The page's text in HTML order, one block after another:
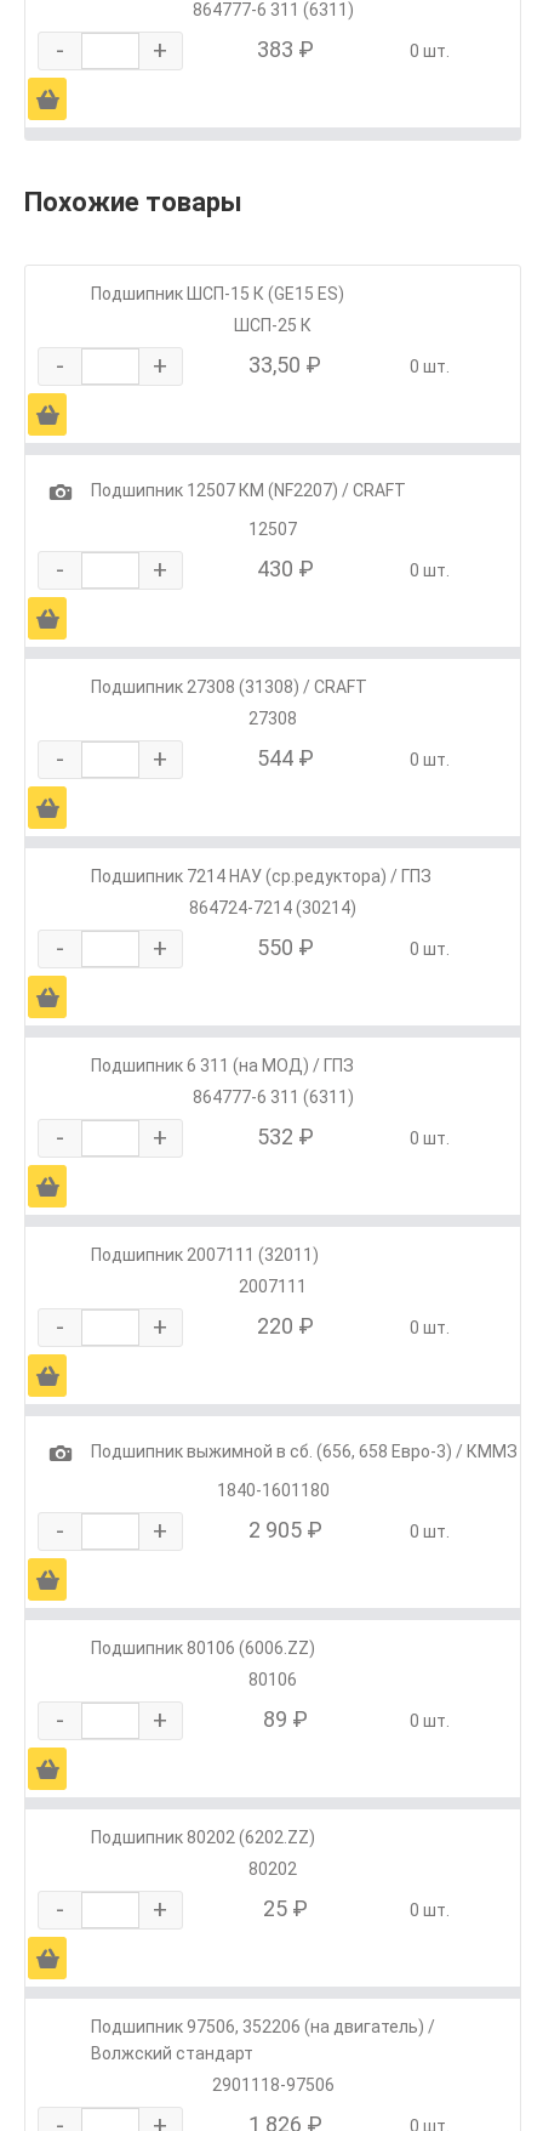
864777-6 311 (6311)
- + 383 ₽ 0 шт.
Ä
Похожие товары
Подшипник ШСП-15 К (GE15 ES)
ШСП-25 К
- + 33,50 ₽ 0 шт.
Ä
1
Подшипник 12507 КМ (NF2207) / CRAFT
12507
- + 430 ₽ 0 шт.
Ä
Подшипник 27308 (31308) / CRAFT
27308
- + 544 ₽ 0 шт.
Ä
Подшипник 7214 НАУ (ср.редуктора) / ГПЗ
864724-7214 (30214)
- + 550 ₽ 0 шт.
Ä
Подшипник 6 311 (на МОД) / ГПЗ
864777-6 311 (6311)
- + 532 ₽ 0 шт.
Ä
Подшипник 2007111 (32011)
2007111
- + 220 ₽ 0 шт.
Ä
1
Подшипник выжимной в сб. (656, 658 Евро-3) / КММЗ
1840-1601180
- + 2 905 ₽ 0 шт.
Ä
Подшипник 80106 (6006.ZZ)
80106
- + 89 ₽ 0 шт.
Ä
Подшипник 80202 (6202.ZZ)
80202
- + 25 ₽ 0 шт.
Ä
Подшипник 97506, 352206 (на двигатель) /
Волжский стандарт
2901118-97506
- + 1 826 ₽ 0 шт.